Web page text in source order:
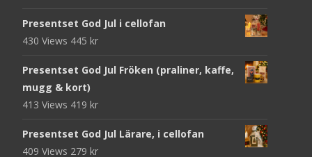
Presentset God Jul i cellofan
430 Views 445 kr
Presentset God Jul Fröken (praliner, kaffe,
mugg & kort)
413 Views 419 kr
Presentset God Jul Lärare, i cellofan
409 Views 279 kr